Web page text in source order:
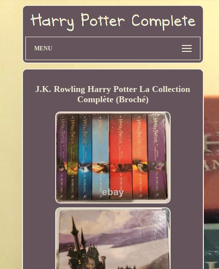
MENU
J.K. Rowling Harry Potter La Collection
Complète (Broché)